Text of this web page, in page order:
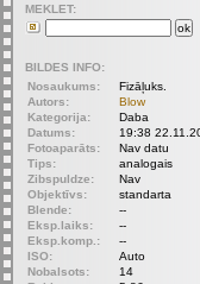
MEKLET:
BILDES INFO:
Nosaukums:
Fizāļuks.
Autors:
Blow
Kategorija:
Daba
Datums:
19:38
Fotoaparāts:
Nav datu
Tips:
analogais
Zibspuldze:
Nav
Objektīvs:
standarta
Blende:
--
Eksp.laiks:
--
Eksp.komp.:
--
ISO:
Auto
Nobalsots:
14